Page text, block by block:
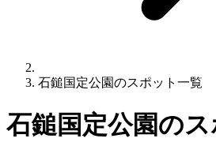
石鎚国定公園のスポット一覧
石鎚国定公園の